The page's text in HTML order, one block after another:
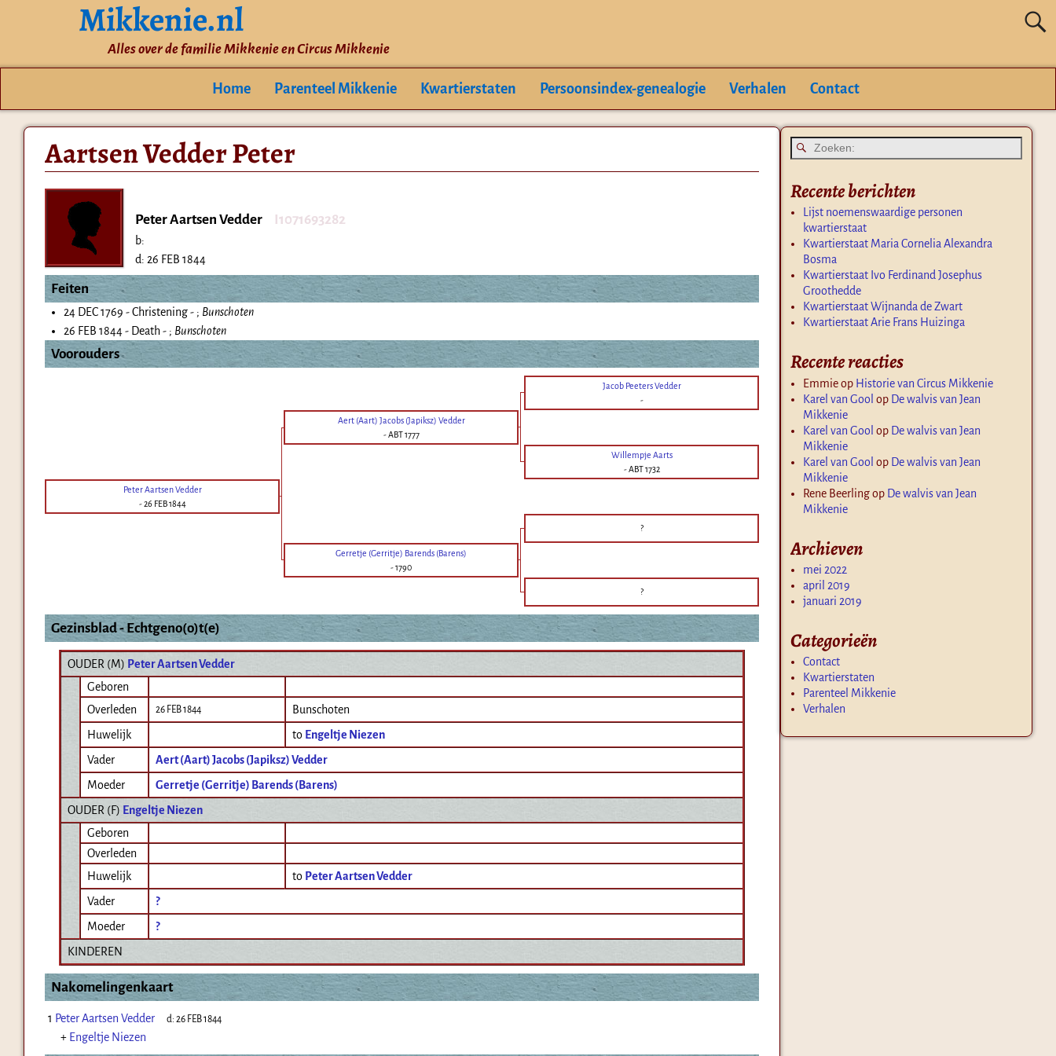
Mikkenie.nl
Alles over de familie Mikkenie en Circus Mikkenie
Home Parenteel Mikkenie Kwartierstaten Persoonsindex-genealogie Verhalen Contact
Aartsen Vedder Peter
Peter Aartsen Vedder I1071693282
b:
d: 26 FEB 1844
Feiten
24 DEC 1769 - Christening - ; Bunschoten
26 FEB 1844 - Death - ; Bunschoten
Voorouders
Jacob Peeters Vedder
-
Aert (Aart) Jacobs (Japiksz) Vedder
-ABT 1777
Willempje Aarts
-ABT 1732
Peter Aartsen Vedder
-26 FEB 1844
?
Gerretje (Gerritje) Barends (Barens)
-1790
?
Gezinsblad - Echtgeno(o)t(e)
OUDER (M) Peter Aartsen Vedder
Geboren
Overleden
26 FEB 1844
Bunschoten
Huwelijk
to Engeltje Niezen
Vader
Aert (Aart) Jacobs (Japiksz) Vedder
Moeder
Gerretje (Gerritje) Barends (Barens)
OUDER (F) Engeltje Niezen
Geboren
Overleden
Huwelijk
to Peter Aartsen Vedder
Vader
?
Moeder
?
KINDEREN
Nakomelingenkaart
1 Peter Aartsen Vedder d: 26 FEB 1844
+ Engeltje Niezen
Recente berichten
Lijst noemenswaardige personen
kwartierstaat
Kwartierstaat Maria Cornelia Alexandra
Bosma
Kwartierstaat Ivo Ferdinand Josephus
Groothedde
Kwartierstaat Wijnanda de Zwart
Kwartierstaat Arie Frans Huizinga
Recente reacties
Emmieop Historie van Circus Mikkenie
Karel van Gool op De walvis van Jean
Mikkenie
Karel van Gool op De walvis van Jean
Mikkenie
Karel van Gool op De walvis van Jean
Mikkenie
Rene Beerlingop De walvis van Jean
Mikkenie
Archieven
mei 2022
april 2019
januari 2019
Categorieën
Contact
Kwartierstaten
Parenteel Mikkenie
Verhalen